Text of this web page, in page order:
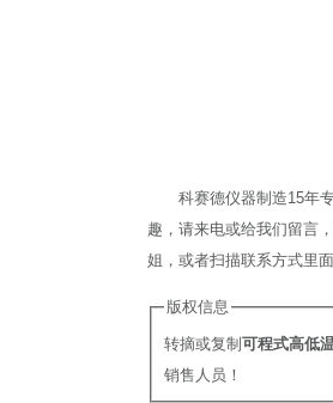
科赛德仪器制造15年
趣，请来电或给我们留言
姐，或者扫描联系方式里
版权信息
转摘或复制可程式高低
销售人员！